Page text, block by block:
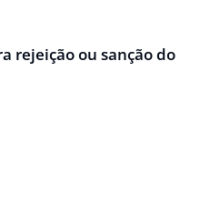
rejeição ou sanção do